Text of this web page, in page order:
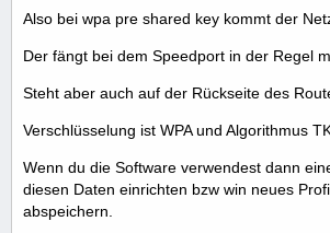
Also bei wpa pre shared key kommt der
Der fängt bei dem Speedport in der Regel
Steht aber auch auf der Rückseite des
Verschlüsselung ist WPA und Algorithmus
Wenn du die Software verwendest dann
diesen Daten einrichten bzw win neues
abspeichern.